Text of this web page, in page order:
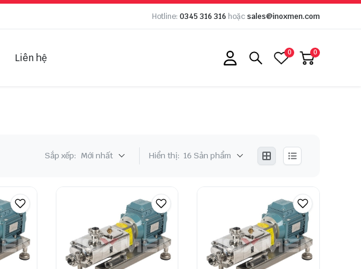
Hotline: 0345 316 316 hoặcsales@inoxmen.com
Liên hệ 0 0
Sắp xếp: Mới nhất Hiển thị: 16 Sản phẩm